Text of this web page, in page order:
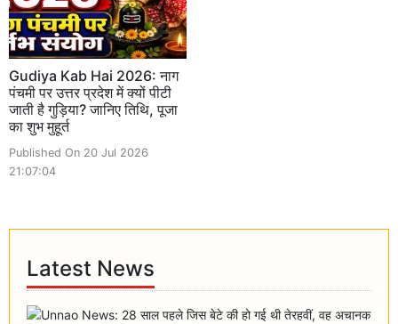
Gudiya Kab Hai 2026: नाग
पंचमी पर उत्तर प्रदेश में क्यों पीटी
जाती है गुड़िया? जानिए तिथि, पूजा
का शुभ मुहूर्त
Published On 20 Jul 2026
21:07:04
Latest News